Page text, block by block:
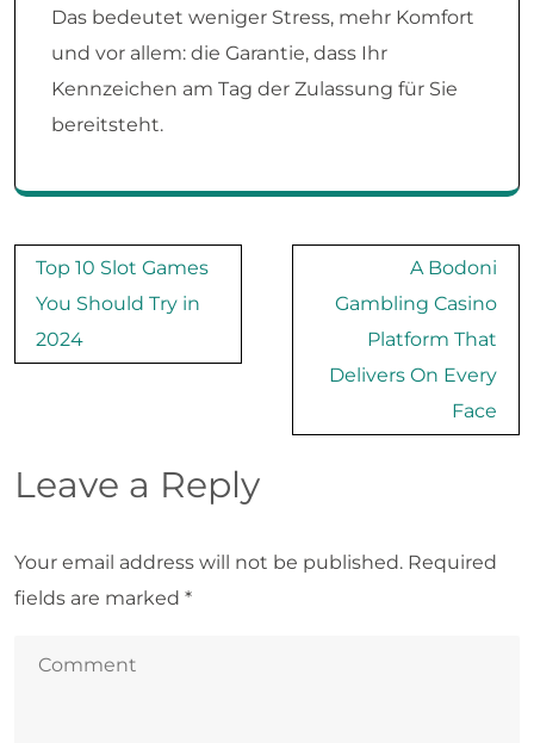
Das bedeutet weniger Stress, mehr Komfort
und vor allem: die Garantie, dass Ihr
Kennzeichen am Tag der Zulassung für Sie
bereitsteht.
Post
navigation
Top 10 Slot Games
You Should Try in
2024
A Bodoni
Gambling Casino
Platform That
Delivers On Every
Face
Leave a Reply
Your email address will not be published. Required
fields are marked *